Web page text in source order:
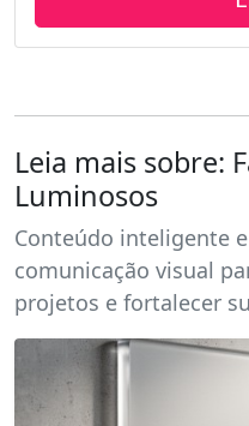
Leia mais sobre:
Luminosos
Conteúdo inteligente
comunicação visual
projetos e fortalecer